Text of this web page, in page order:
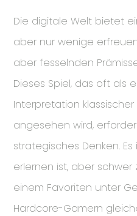
Die digitale Welt bietet
aber nur wenige
aber fesselnden
Dieses Spiel, das oft als
Interpretation
angesehen wird,
strategisches Denken.
erlernen ist, aber schwer
einem Favoriten unter
Hardcore-Gamern